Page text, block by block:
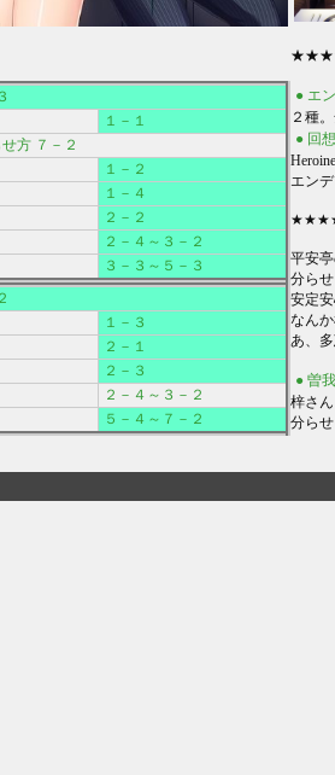
１－１
方 ７－２
１－２
１－４
２－２
２－４～３－２
３－３～５－３
１－３
２－１
２－３
２－４～３－２
５－４～７－２
● エ
● 回
エン
平安
分ら
安定
なん
あ、
● 曽
梓さ